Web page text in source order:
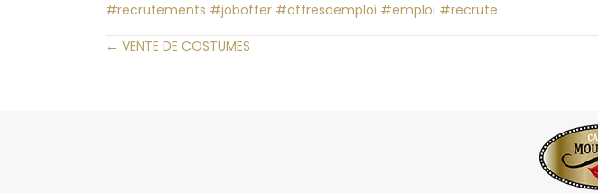
#recrutements #joboffer #offresdemploi #emploi #recrute
Posts
← VENTE DE COSTUMES